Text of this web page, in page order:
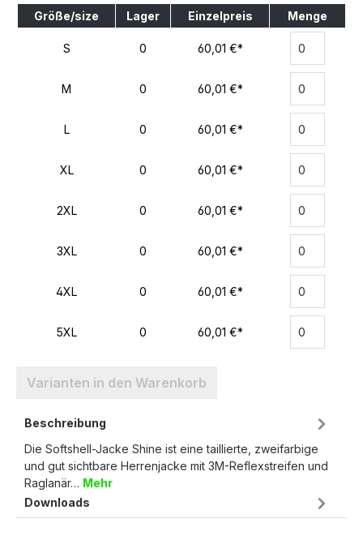
Größe/size Lager Einzelpreis Menge
S 0 60,01 €*
M 0 60,01 €*
L 0 60,01 €*
XL 0 60,01 €*
2XL 0 60,01 €*
3XL 0 60,01 €*
4XL 0 60,01 €*
5XL 0 60,01 €*
Varianten in den Warenkorb
Beschreibung
Die Softshell-Jacke Shine ist eine taillierte, zweifarbige
und gut sichtbare Herrenjacke mit 3M-Reflexstreifen und
Raglanär… Mehr
Downloads